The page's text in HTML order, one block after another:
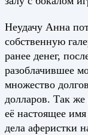
Неудачу Анна
собственную
ранее денег,
разоблачившее
множество
долларов. Так же
её настоящее
дела аферистки